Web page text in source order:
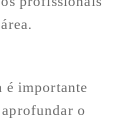
é importante
o